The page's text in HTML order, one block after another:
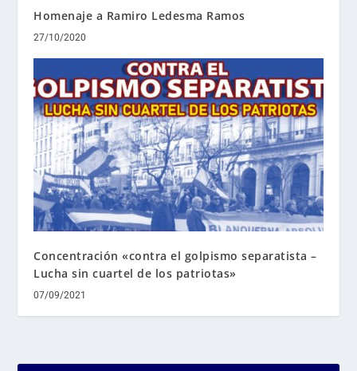
Homenaje a Ramiro Ledesma Ramos
27/10/2020
Concentración «contra el golpismo separatista –
Lucha sin cuartel de los patriotas»
07/09/2021